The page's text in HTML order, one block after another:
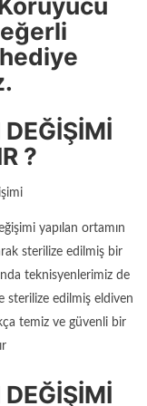
?
yapılan ortamın
sterilize edilmiş bir
teknisyenlerimiz de
sterilize edilmiş eldiven
temiz ve güvenli bir